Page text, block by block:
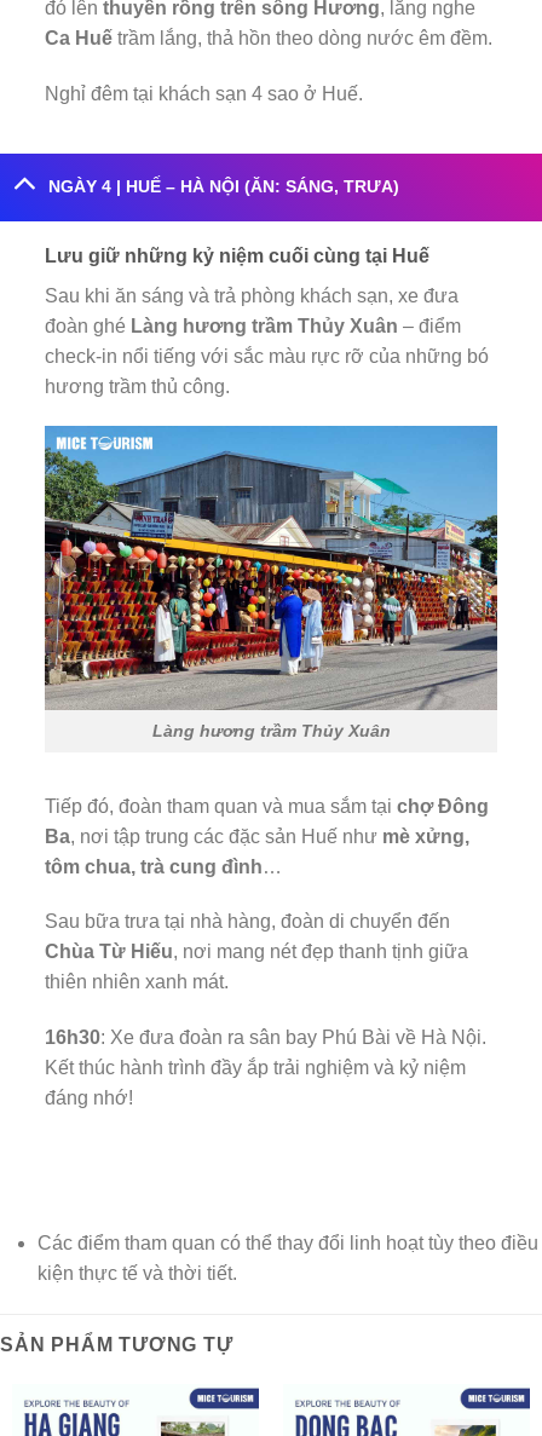
đó lên thuyền rồng trên sông Hương, lắng nghe
Ca Huếtrầm lắng, thả hồn theo dòng nước êm đềm.
Nghỉ đêm tại khách sạn 4 sao ở Huế.
NGÀY 4 | HUẾ – HÀ NỘI (ĂN: SÁNG, TRƯA)
Lưu giữ những kỷ niệm cuối cùng tại Huế
Sau khi ăn sáng và trả phòng khách sạn, xe đưa
đoàn ghé Làng hương trầm Thủy Xuân – điểm
check-in nổi tiếng với sắc màu rực rỡ của những bó
hương trầm thủ công.
Làng hương trầm Thủy Xuân
Tiếp đó, đoàn tham quan và mua sắm tại chợ Đông
Ba, nơi tập trung các đặc sản Huế như mè xửng,
tôm chua, trà cung đình…
Sau bữa trưa tại nhà hàng, đoàn di chuyển đến
Chùa Từ Hiếu, nơi mang nét đẹp thanh tịnh giữa
thiên nhiên xanh mát.
16h30: Xe đưa đoàn ra sân bay Phú Bài về Hà Nội.
Kết thúc hành trình đầy ắp trải nghiệm và kỷ niệm
đáng nhớ!
Các điểm tham quan có thể thay đổi linh hoạt tùy theo điều
kiện thực tế và thời tiết.
SẢN PHẨM TƯƠNG TỰ